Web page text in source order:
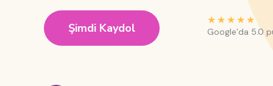
Şimdi Kaydol
★★★★★
Google’da 5.0